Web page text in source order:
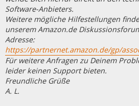
Software-Anbieters.
Weitere mögliche Hilfestellungen
unserem Amazon.de
Adresse:
https://partnernet.amazon.de/gp/
Für weitere Anfragen zu Deinem
leider keinen Support bieten.
Freundliche Grüße
A. L.